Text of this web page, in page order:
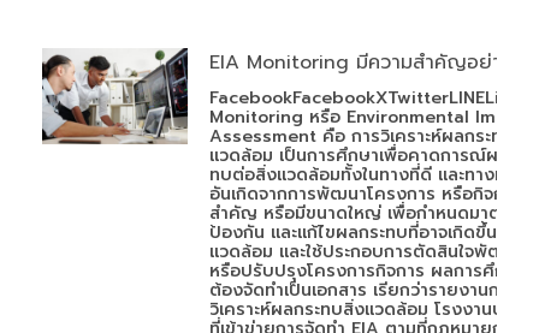
EIA Monitoring มีความสำคัญอย่างไร
Monitoring หรือ Environmental Impact
Assessment คือ การวิเคราะห์ผลกระทบสิ่ง
แวดล้อม เป็นการศึกษาเพื่อคาดการณ์ผลกระ
ทบต่อสิ่งแวดล้อมทั้งในทางที่ดี และทางที่ไม่ดี
อันเกิดจากการพัฒนาโครงการ หรือกิจการที่
สำคัญ หรือมีขนาดใหญ่ เพื่อกำหนดมาตรการ
ป้องกัน และแก้ไขผลกระทบที่อาจเกิดขึ้นกับสิ่
แวดล้อม และใช้ประกอบการตัดสินใจพัฒนา
หรือปรับปรุงโครงการกิจการ ผลการศึกษา
ต้องจัดทำเป็นเอกสาร เรียกว่ารายงานการ
วิเคราะห์ผลกระทบสิ่งแวดล้อม โรงงานประเ